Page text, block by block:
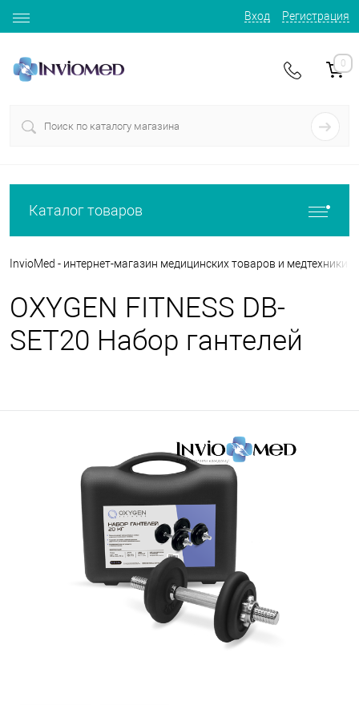
Вход Регистрация
0
Каталог товаров
InvioMed - интернет-магазин медицинских товаров и медтехники
OXYGEN FITNESS DB-
SET20 Набор гантелей